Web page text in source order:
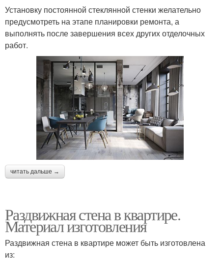
Установку постоянной стеклянной стенки желательно
предусмотреть на этапе планировки ремонта, а
выполнять после завершения всех других отделочных
работ.
читать дальше →
Раздвижная стена в квартире.
Материал изготовления
Раздвижная стена в квартире может быть изготовлена
из: